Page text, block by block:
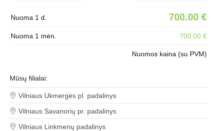
Nuoma 1 d. 700.00 €
Nuoma 1 mėn. 700.00 €
Nuomos kaina (su PVM)
Mūsų filialai:
Vilniaus Ukmergės pl. padalinys
Vilniaus Savanorių pr. padalinys
Vilniaus Linkmenų padalinys